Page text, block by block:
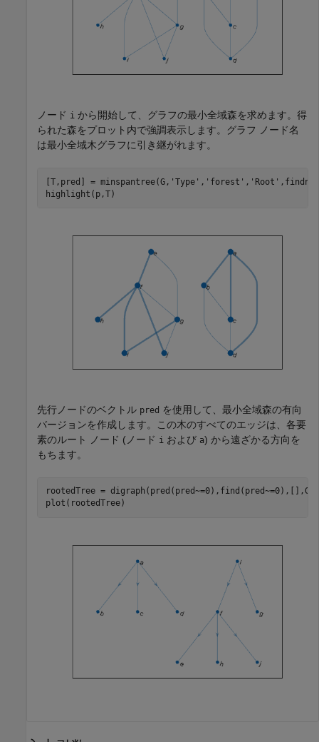
ノード i から開始して、グラフの最小全域森を求めます。得
られた森をプロット内で強調表示します。グラフ ノード名
は最小全域木グラフに引き継がれます。
[T,pred] = minspantree(G, 'Type' , 'forest' , 'Root'
highlight(p,T)
先行ノードのベクトル pred を使用して、最小全域森の有向
バージョンを作成します。この木のすべてのエッジは、各要
素のルート ノード (ノード i および a) から遠ざかる方向を
もちます。
rootedTree =
plot(rootedTree)